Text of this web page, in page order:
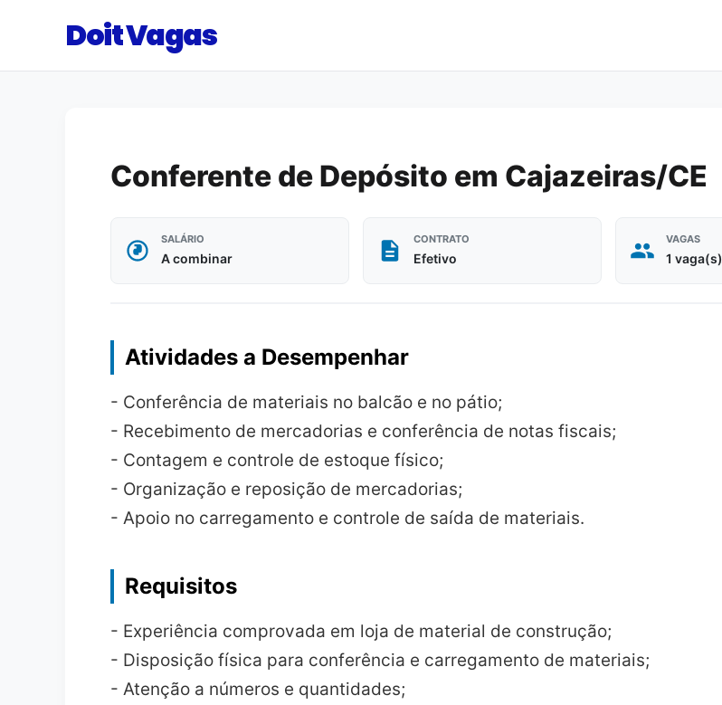
Doit Vagas
Conferente de Depósito em Cajazeiras/CE
SALÁRIO
A combinar
CONTRATO
Efetivo
VAGAS
1 vaga(s)
Atividades a Desempenhar
- Conferência de materiais no balcão e no pátio;
- Recebimento de mercadorias e conferência de notas fiscais;
- Contagem e controle de estoque físico;
- Organização e reposição de mercadorias;
- Apoio no carregamento e controle de saída de materiais.
Requisitos
- Experiência comprovada em loja de material de construção;
- Disposição física para conferência e carregamento de materiais;
- Atenção a números e quantidades;